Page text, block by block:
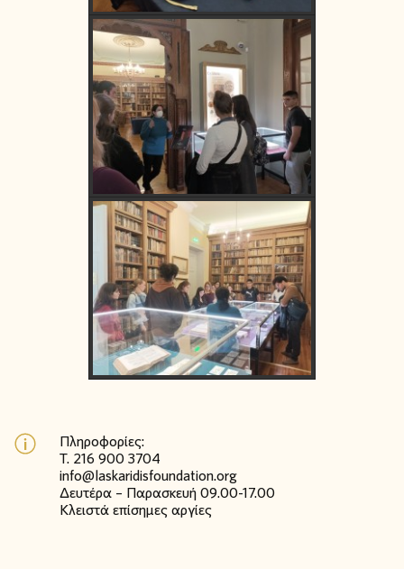
Πληροφορίες:
T. 216 900 3704
info@laskaridisfoundation.org
Δευτέρα – Παρασκευή 09.00-17.00
Κλειστά επίσημες αργίες